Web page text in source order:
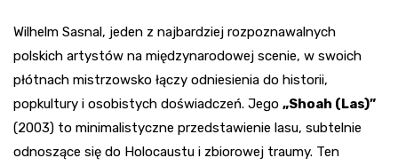
Wilhelm Sasnal, jeden z najbardziej rozpoznawalnych
polskich artystów na międzynarodowej scenie, w swoich
płótnach mistrzowsko łączy odniesienia do historii,
popkultury i osobistych doświadczeń. Jego „Shoah (Las)”
(2003) to minimalistyczne przedstawienie lasu, subtelnie
odnoszące się do Holocaustu i zbiorowej traumy. Ten